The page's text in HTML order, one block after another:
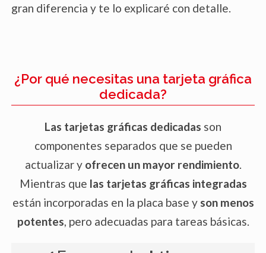
la CPU puede centrarse en tareas de
Como resultado, las aplicaciones gráficas
intensivas funcionan de manera más
fluida y eficiente, y el sistema en general
responde mejor.
Ahorro de Memoria RAM: La tarjeta
gráfica tiene su propia memoria dedicada
llamada VRAM, que almacena los datos
gran diferencia y te lo explicaré con detalle.
¿Por qué necesitas una tarjeta gráfica
dedicada?
Las tarjetas gráficas dedicadas son
componentes separados que se pueden
actualizar y ofrecen un mayor rendimiento.
Mientras que las tarjetas gráficas integradas
están incorporadas en la placa base y son menos
potentes, pero adecuadas para tareas básicas.